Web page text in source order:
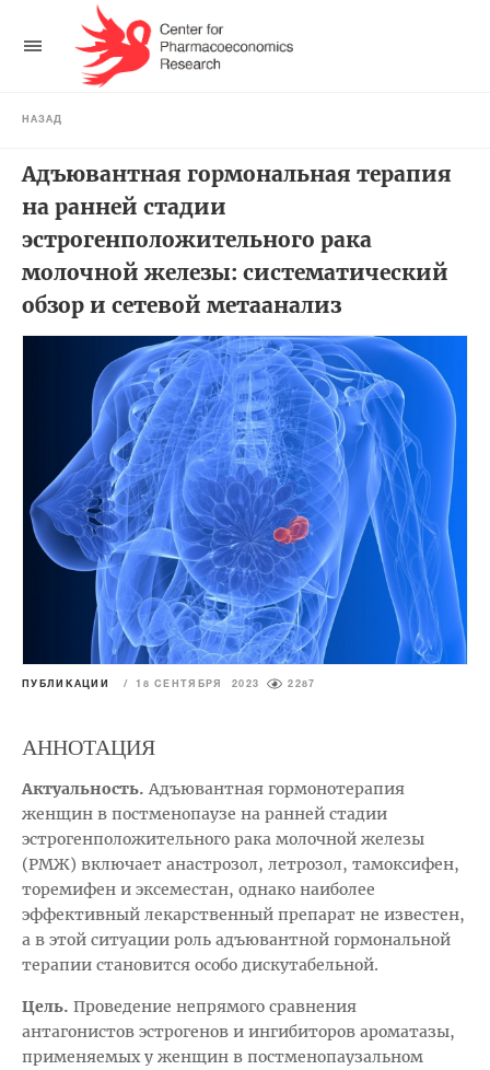
НАЗАД
Адъювантная гормональная терапия
на ранней стадии
эстрогенположительного рака
молочной железы: систематический
обзор и сетевой метаанализ
ПУБЛИКАЦИИ / 18 СЕНТЯБРЯ 2023 2287
АННОТАЦИЯ
Актуальность. Адъювантная гормонотерапия
женщин в постменопаузе на ранней стадии
эстрогенположительного рака молочной железы
(РМЖ) включает анастрозол, летрозол, тамоксифен,
торемифен и эксеместан, однако наиболее
эффективный лекарственный препарат не известен,
а в этой ситуации роль адъювантной гормональной
терапии становится особо дискутабельной.
Цель. Проведение непрямого сравнения
антагонистов эстрогенов и ингибиторов ароматазы,
применяемых у женщин в постменопаузальном